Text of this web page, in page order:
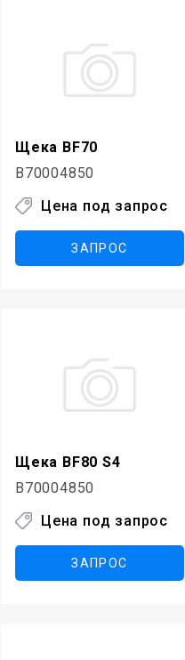
Щека BF70
B70004850
Цена под запрос
ЗАПРОС
Щека BF80 S4
B70004850
Цена под запрос
ЗАПРОС